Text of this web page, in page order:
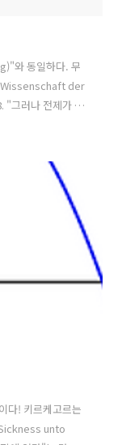
와 동일하다. 무
Wissenschaft der
그러나 전제가 없
그 결정이 논리
로 여길 수 있고,
.따라서 시작은 절
시작이 되어야 한
로 매개되지도 ..
다! 키르케고르는
unto